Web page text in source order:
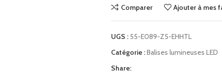
TV UHD 50″ hôtel Telefunken TFLIP50UHD23B
Comparer Ajouter à mes
UGS : 55-E089-Z5-EHHTL
Catégorie :Balises lumineuses LED
Share: